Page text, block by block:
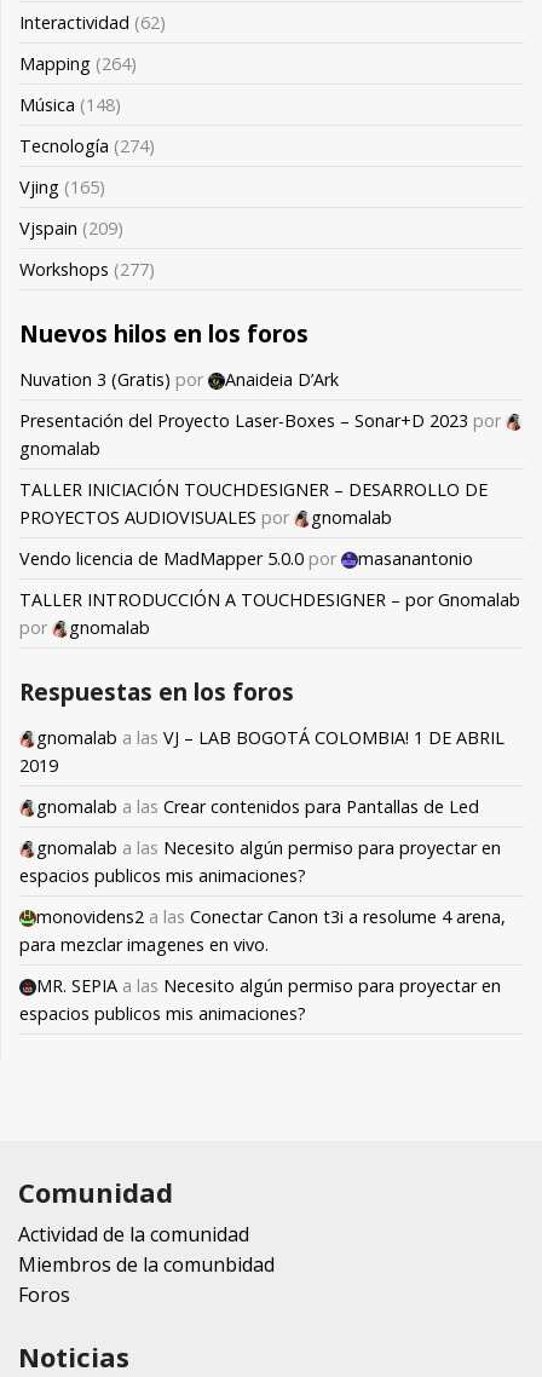
Interactividad (62)
Mapping (264)
Música (148)
Tecnología (274)
Vjing (165)
Vjspain (209)
Workshops (277)
Nuevos hilos en los foros
Nuvation 3 (Gratis) por
Anaideia D’Ark
Presentación del Proyecto Laser-Boxes – Sonar+D 2023 por
gnomalab
TALLER INICIACIÓN TOUCHDESIGNER – DESARROLLO DE
PROYECTOS AUDIOVISUALES por
gnomalab
Vendo licencia de MadMapper 5.0.0 por
masanantonio
TALLER INTRODUCCIÓN A TOUCHDESIGNER – por Gnomalab
por
gnomalab
Respuestas en los foros
gnomalab a las VJ – LAB BOGOTÁ COLOMBIA! 1 DE ABRIL
2019
gnomalab a las Crear contenidos para Pantallas de Led
gnomalab a las Necesito algún permiso para proyectar en
espacios publicos mis animaciones?
monovidens2 a las Conectar Canon t3i a resolume 4 arena,
para mezclar imagenes en vivo.
MR. SEPIA a las Necesito algún permiso para proyectar en
espacios publicos mis animaciones?
Comunidad
Actividad de la comunidad
Miembros de la comunbidad
Foros
Noticias